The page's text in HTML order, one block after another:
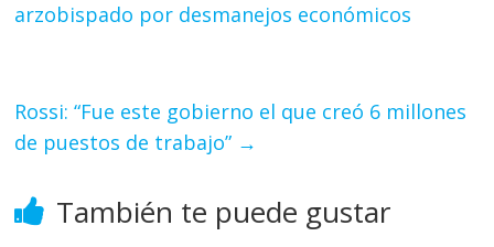
arzobispado por desmanejos económicos
Rossi: “Fue este gobierno el que creó 6 millones
de puestos de trabajo” →
También te puede gustar